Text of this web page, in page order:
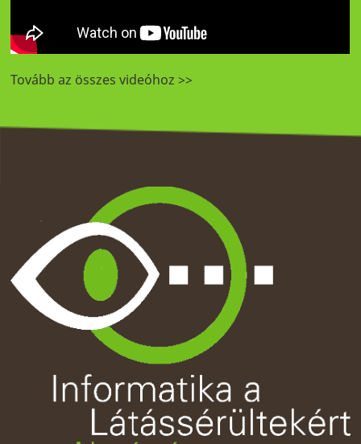
Tovább az összes videóhoz >>